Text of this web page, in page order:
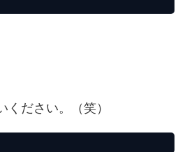
ください。（笑）